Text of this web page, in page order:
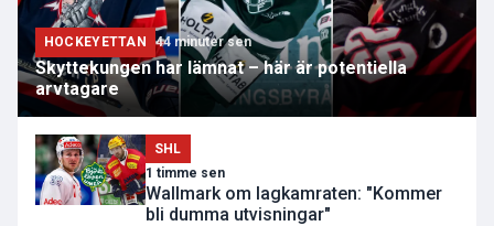
HOCKEYETTAN 44 minuter sen
Skyttekungen har lämnat – här är potentiella
arvtagare
SHL
1 timme sen
Wallmark om lagkamraten: "Kommer
bli dumma utvisningar"